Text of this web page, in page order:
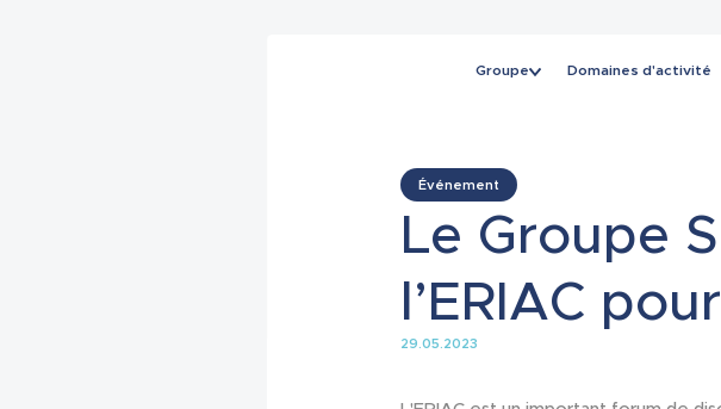
Groupe Domaines d'activité
Événement
Le Groupe
l’ERIAC
29.05.2023